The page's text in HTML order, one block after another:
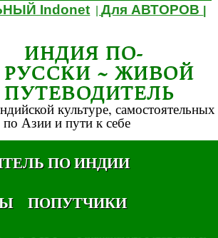
Indonet |Для АВТОРОВ
ИНДИЯ ПО-
РУССКИ ~ ЖИВОЙ
ПУТЕВОДИТЕЛЬ
культуре, самостоятельных
Азии и пути к себе
ПО ИНДИИ
ПОПУТЧИКИ